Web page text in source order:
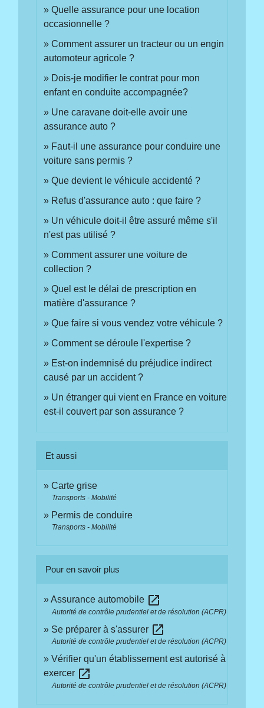
Quelle assurance pour une location
occasionnelle ?
Comment assurer un tracteur ou un engin
automoteur agricole ?
Dois-je modifier le contrat pour mon
enfant en conduite accompagnée?
Une caravane doit-elle avoir une
assurance auto ?
Faut-il une assurance pour conduire une
voiture sans permis ?
Que devient le véhicule accidenté ?
Refus d'assurance auto : que faire ?
Un véhicule doit-il être assuré même s'il
n'est pas utilisé ?
Comment assurer une voiture de
collection ?
Quel est le délai de prescription en
matière d'assurance ?
Que faire si vous vendez votre véhicule ?
Comment se déroule l'expertise ?
Est-on indemnisé du préjudice indirect
causé par un accident ?
Un étranger qui vient en France en voiture
est-il couvert par son assurance ?
Et aussi
Carte grise
Transports - Mobilité
Permis de conduire
Transports - Mobilité
Pour en savoir plus
Assurance automobile open_in_new
Autorité de contrôle prudentiel et de résolution (ACPR)
Se préparer à s'assurer open_in_new
Autorité de contrôle prudentiel et de résolution (ACPR)
Vérifier qu'un établissement est autorisé à
exercer open_in_new
Autorité de contrôle prudentiel et de résolution (ACPR)